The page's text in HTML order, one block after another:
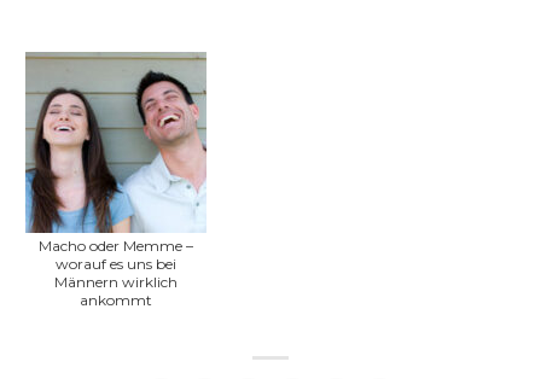
Macho oder Memme –
worauf es uns bei
Männern wirklich
ankommt